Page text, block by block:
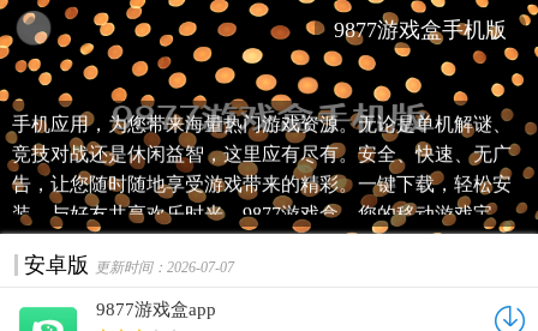
"探索无限游戏乐趣，9877游戏盒APP官方下载！2026最新版
手机应用，为您带来海量热门游戏资源。无论是单机解谜、
竞技对战还是休闲益智，这里应有尽有。安全、快速、无广
告，让您随时随地享受游戏带来的精彩。一键下载，轻松安
装，与好友共享欢乐时光。9877游戏盒，您的移动游戏宝
库，即刻下载，开启您的游戏之旅！"
9877游戏盒手机版
安卓版 更新时间：2026-07-07
9877游戏盒app